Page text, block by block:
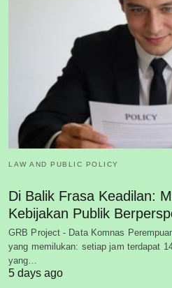
LAW AND PUBLIC POLICY
Di Balik Frasa Keadilan:
Kebijakan Publik
GRB Project - Data Komnas
yang memilukan: setiap jam terdapat
yang…
5 days ago